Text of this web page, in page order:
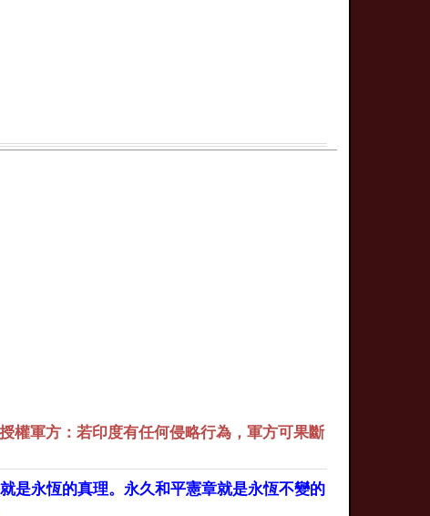
權軍方：若印度有任何侵略行為，軍方可果斷
是永恆的真理。永久和平憲章就是永恆不變的